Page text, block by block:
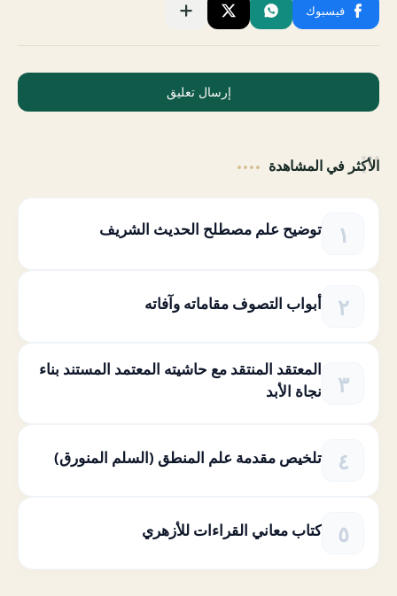
إرسال تعليق
الأكثر في المشاهدة
توضيح علم مصطلح الحديث الشريف
أبواب التصوف مقاماته وآفاته
المعتقد المنتقد مع حاشيته المعتمد المستند بناء
نجاة الأبد
تلخيص مقدمة علم المنطق (السلم المنورق)
كتاب معاني القراءات للأزهري